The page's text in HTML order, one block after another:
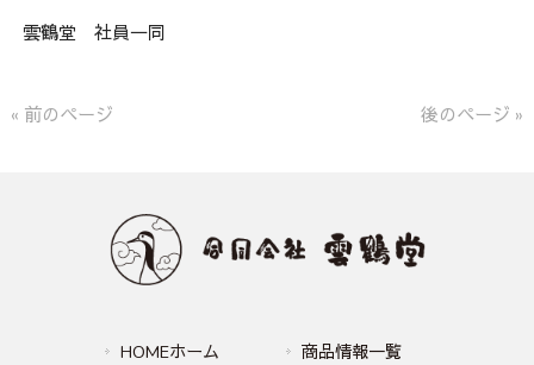
雲鶴堂 社員一同
« 前のページ 後のページ »
HOMEホーム
商品情報一覧